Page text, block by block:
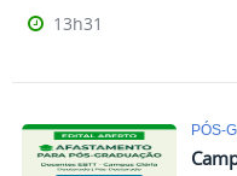
13h31
PÓS-